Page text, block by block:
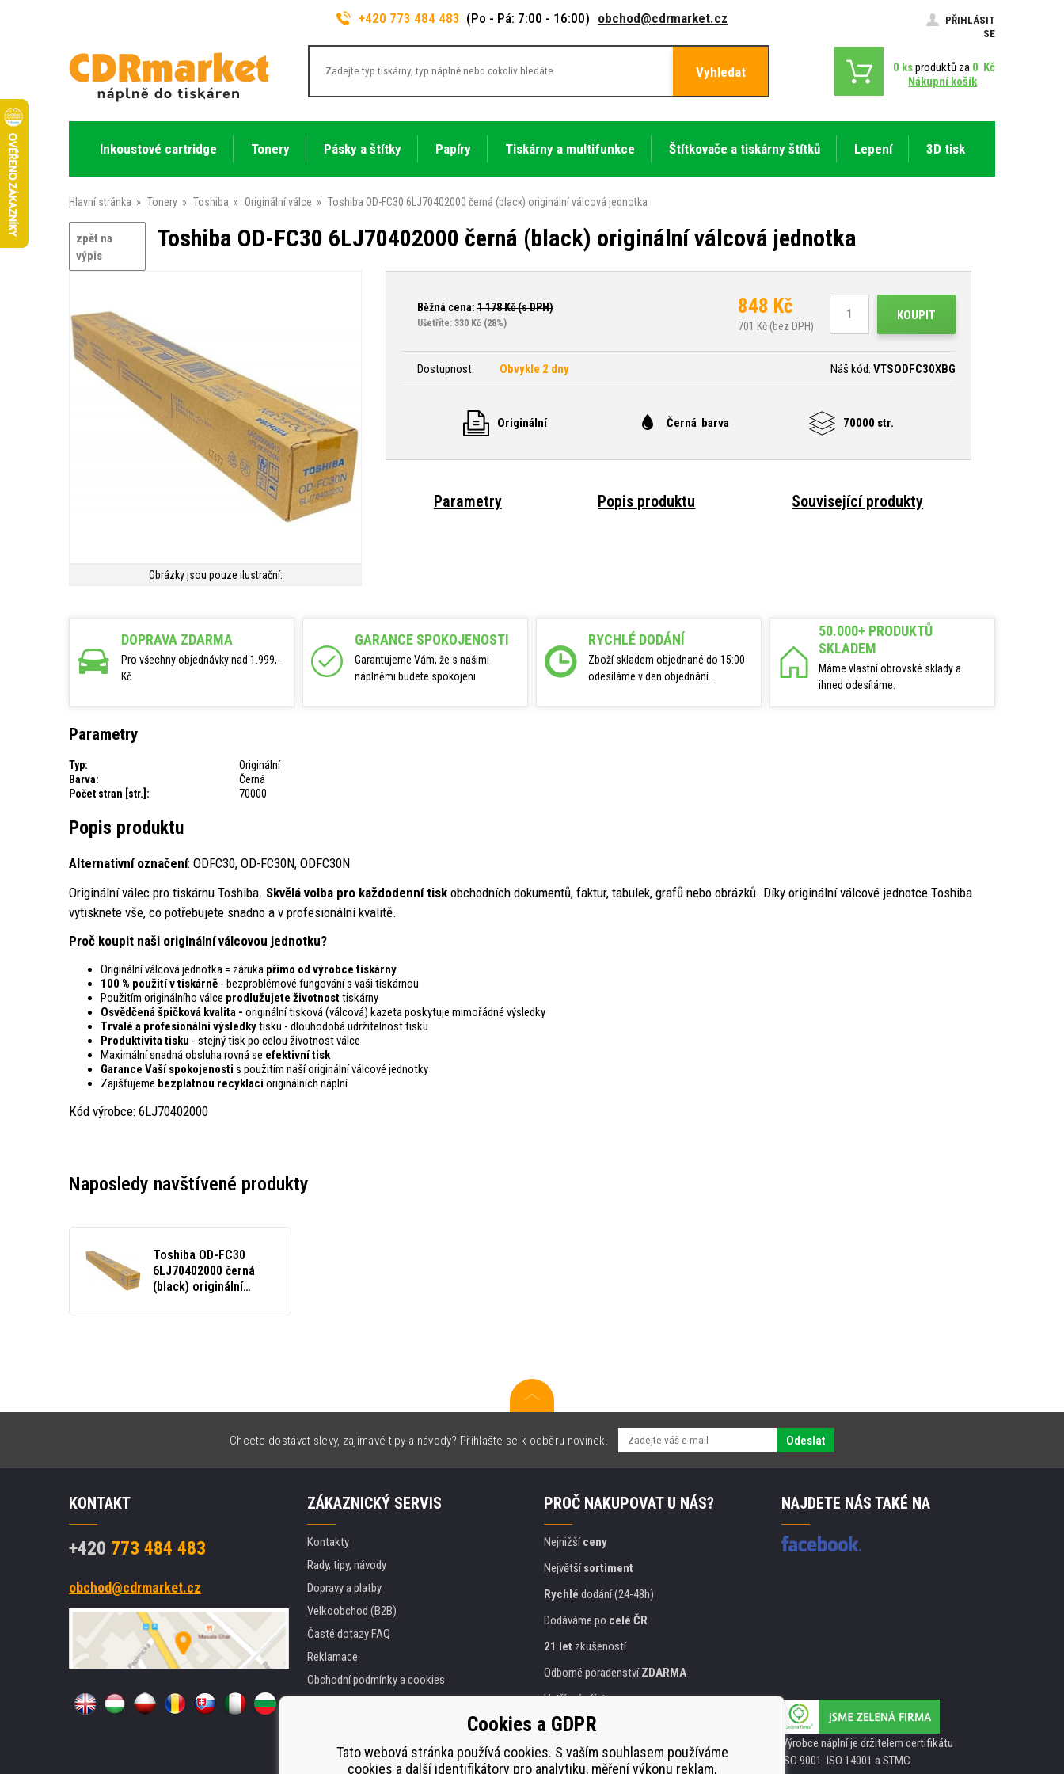
+420 773 484 483 (Po - Pá: 7:00 - 16:00) obchod@cdrmarket.cz
PŘIHLÁSIT
SE
Vyhledat 0 ksproduktů za 0 Kč
Nákupní košík
Inkoustové cartridge Tonery Pásky a štítky Papíry Tiskárny a multifunkce Štítkovače a tiskárny štítků Lepení 3D tisk
Hlavní stránka » Tonery » Toshiba » Originální válce » Toshiba OD-FC30 6LJ70402000 černá (black) originální válcová jednotka
zpět na
výpis
Toshiba OD-FC30 6LJ70402000 černá (black) originální válcová jednotka
Obrázky jsou pouze ilustrační.
Běžná cena: 1 178Kč (s DPH)
Ušetříte: 330 Kč (28%)
848 Kč
701 Kč (bez DPH)
KOUPIT
Dostupnost: Obvykle 2 dny Náš kód: VTSODFC30XBG
Originální Černá barva 70000 str.
Parametry Popis produktu Související produkty
DOPRAVA ZDARMA
Pro všechny objednávky nad 1.999,-
Kč
GARANCE SPOKOJENOSTI
Garantujeme Vám, že s našimi
náplněmi budete spokojeni
RYCHLÉ DODÁNÍ
Zboží skladem objednané do 15:00
odesíláme v den objednání.
50.000+ PRODUKTŮ
SKLADEM
Máme vlastní obrovské sklady a
ihned odesíláme.
Parametry
Typ:
Originální
Barva:
Černá
Počet stran [str.]:
70000
Popis produktu
Alternativní označení: ODFC30, OD-FC30N, ODFC30N
Originální válec pro tiskárnu Toshiba. Skvělá volba pro každodenní tisk obchodních dokumentů, faktur, tabulek, grafů nebo obrázků. Díky originální válcové jednotce Toshiba
vytisknete vše, co potřebujete snadno a v profesionální kvalitě.
Proč koupit naši originální válcovou jednotku?
Originální válcová jednotka = záruka přímo od výrobce tiskárny
100 % použití v tiskárně - bezproblémové fungování s vaši tiskárnou
Použitím originálního válce prodlužujete životnosttiskárny
Osvědčená špičková kvalita - originální tisková (válcová) kazeta poskytuje mimořádné výsledky
Trvalé a profesionální výsledkytisku - dlouhodobá udržitelnost tisku
Produktivita tisku - stejný tisk po celou životnost válce
Maximální snadná obsluha rovná se efektivní tisk
Garance Vaší spokojenosti s použitím naší originální válcové jednotky
Zajišťujeme bezplatnou recyklaci originálních náplní
Kód výrobce: 6LJ70402000
Naposledy navštívené produkty
Toshiba OD-FC30
6LJ70402000 černá
(black) originální
Chcete dostávat slevy, zajímavé tipy a návody? Přihlašte se k odběru novinek. Odeslat
KONTAKT
+420 773 484 483
obchod@cdrmarket.cz
ZÁKAZNICKÝ SERVIS
Kontakty
Rady, tipy, návody
Dopravy a platby
Velkoobchod (B2B)
Časté dotazy FAQ
Reklamace
Obchodní podmínky a cookies
Pronájem tiskáren
PROČ NAKUPOVAT U NÁS?
Nejnižšíceny
Největšísortiment
Rychlé dodání (24-48h)
Dodáváme po celé ČR
21 let zkušeností
Odborné poradenstvíZDARMA
Vstřícný přístup
Zlatýcertifikát
Bezpečnéon-line platby
NAJDETE NÁS TAKÉ NA
Výrobce náplní je držitelem certifikátu
ISO 9001. ISO 14001 a STMC.
Cookies a GDPR
Tato webová stránka používá cookies. S vaším souhlasem používáme
cookies a další identifikátory pro analytiku, měření výkonu reklam,